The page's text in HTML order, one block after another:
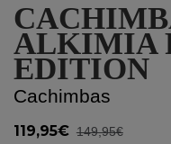
ALKIMIA
EDITION
Cachimbas
119,95€ 149,95€